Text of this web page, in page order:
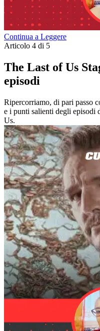
Continua a Leggere
Articolo 4 di 5
The Last of Us
episodi
Ripercorriamo, di pari passo
e i punti salienti degli episodi
Us.